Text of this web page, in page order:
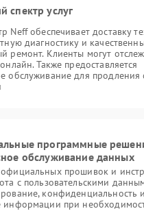
спектр услуг
Neff обеспечивает доставку
диагностику и
ремонт. Клиенты могут
Также предоставляется
обслуживание для продления
программные
обслуживание данных
прошивок и
с пользовательскими
конфиденциальность и
информации при